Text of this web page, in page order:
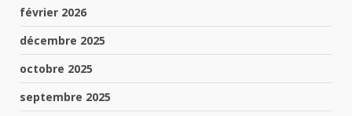
février 2026
décembre 2025
octobre 2025
septembre 2025